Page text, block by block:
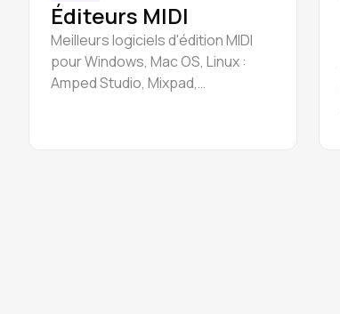
Éditeurs MIDI
Meilleurs logiciels d'édition MIDI
pour Windows, Mac OS, Linux :
Amped Studio, Mixpad,